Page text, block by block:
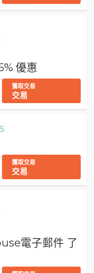
優惠
獲取交易
交易
獲取交易
交易
電子郵件 了